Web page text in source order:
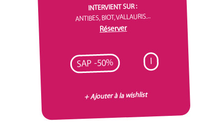
INTERVIENT SUR :
ANTIBES, BIOT, VALLAURIS...
Réserver
SAP -50% I
+ Ajouter à la wishlist